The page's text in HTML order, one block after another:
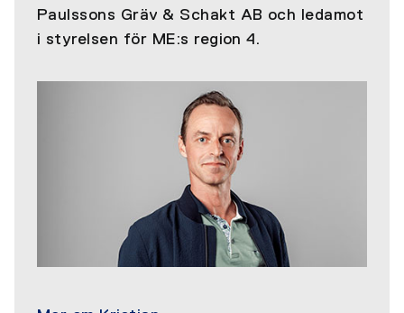
Paulssons Gräv & Schakt AB och ledamot
i styrelsen för ME:s region 4.